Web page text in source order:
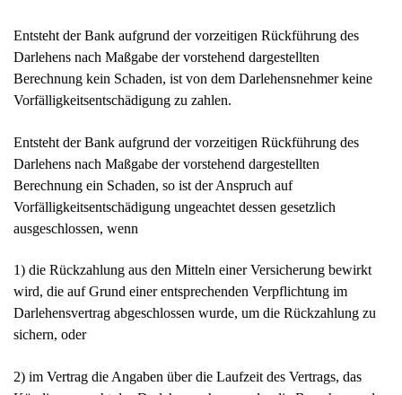
Vorfälligkeitsentschädigung ungeachtet dessen gesetzlich
ausgeschlossen, wenn
1) die Rückzahlung aus den Mitteln einer Versicherung bewirkt
Darlehensvertrag abgeschlossen wurde, um die Rückzahlung zu
sichern, oder
2) im Vertrag die Angaben über die Laufzeit des Vertrags, das
Kündigungsrecht des Darlehensnehmers oder die Berechnung der
Wegen des weiteren Inhalts der Darlehensverträge und des Inhalts
der Bedingungen für Bank1-Baufinanzierung (im Folgenden:
Allgemeine Darlehensbedingungen) wird auf deren Kopien